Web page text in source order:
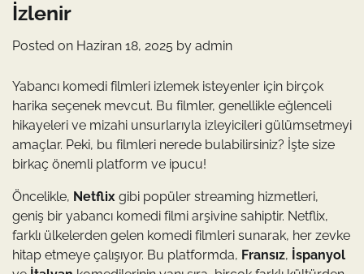
İzlenir
Posted on Haziran 18, 2025 by admin
Yabancı komedi filmleri izlemek isteyenler için birçok
harika seçenek mevcut. Bu filmler, genellikle eğlenceli
hikayeleri ve mizahi unsurlarıyla izleyicileri gülümsetmeyi
amaçlar. Peki, bu filmleri nerede bulabilirsiniz? İşte size
birkaç önemli platform ve ipucu!
Öncelikle, Netflix gibi popüler streaming hizmetleri,
geniş bir yabancı komedi filmi arşivine sahiptir. Netflix,
farklı ülkelerden gelen komedi filmleri sunarak, her zevke
hitap etmeye çalışıyor. Bu platformda, Fransız, İspanyol